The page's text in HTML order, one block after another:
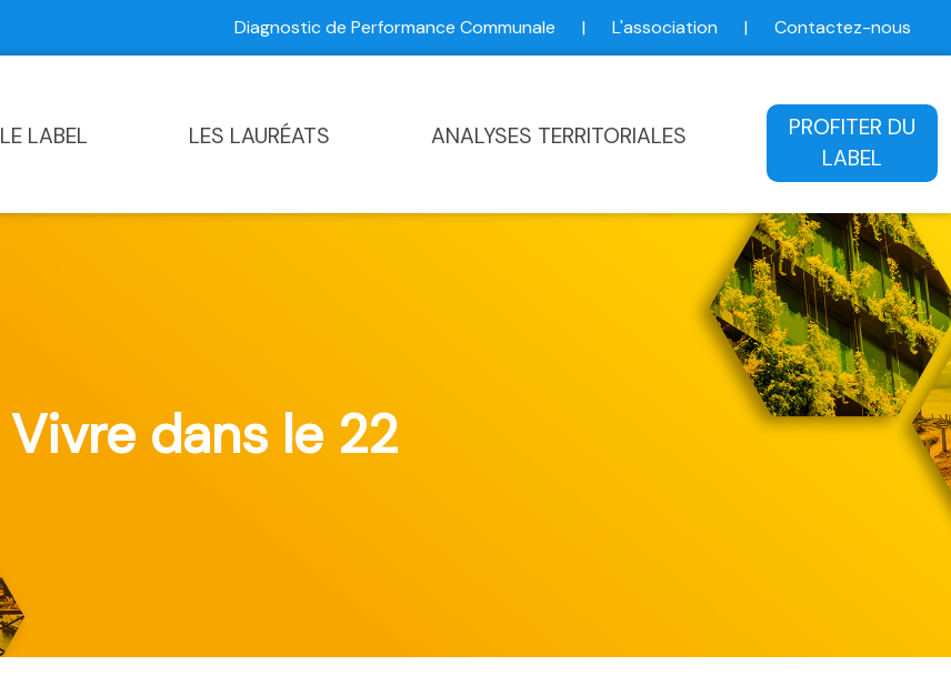
Diagnostic de Performance Communale | L'association | Contactez-nous
LE LABEL LES LAURÉATS ANALYSES TERRITORIALES
PROFITER DU
LABEL
Vivre dans le 22